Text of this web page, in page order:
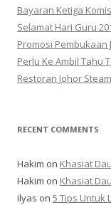
Bayaran Ketiga
Selamat Hari Guru
Promosi Pembukaan
Perlu Ke Ambil Tahu
Restoran Johor
RECENT COMMENTS
Hakim on Khasiat
Hakim on Khasiat
ilyas on 5 Tips Untuk